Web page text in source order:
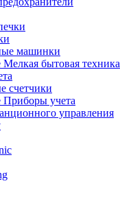
машинки
Мелкая бытовая техника
счетчики
Приборы учета
управления